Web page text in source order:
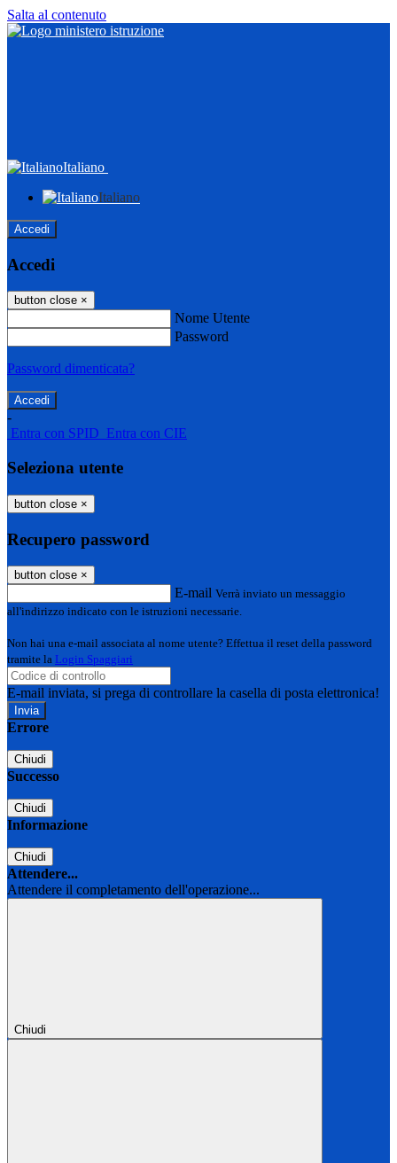
Salta al contenuto
Italiano
Italiano
Accedi
Accedi
button close ×
Nome Utente
Password
Password dimenticata?
-
Entra con SPID Entra con CIE
Seleziona utente
button close ×
Recupero password
button close ×
E-mail Verrà inviato un messaggio
all'indirizzo indicato con le istruzioni necessarie.
Non hai una e-mail associata al nome utente? Effettua il reset della password
tramite la Login Spaggiari
E-mail inviata, si prega di controllare la casella di posta elettronica!
Errore
Chiudi
Successo
Chiudi
Informazione
Chiudi
Attendere...
Attendere il completamento dell'operazione...
Chiudi